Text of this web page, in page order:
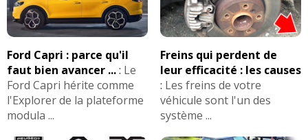
Ford Capri : parce qu'il
faut bien avancer ...: Le
Ford Capri hérite comme
l'Explorer de la plateforme
modula ...
Freins qui perdent de
leur efficacité : les causes
: Les freins de votre
véhicule sont l'un des
système ...